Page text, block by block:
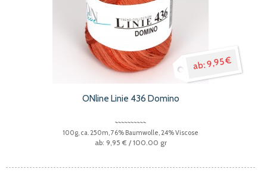
9,95 €
ONline Linie 436 Domino
100g, ca. 250m, 76% Baumwolle, 24% Viscose
9,95 € / 100.00 gr